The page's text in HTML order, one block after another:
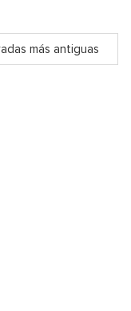
más antiguas